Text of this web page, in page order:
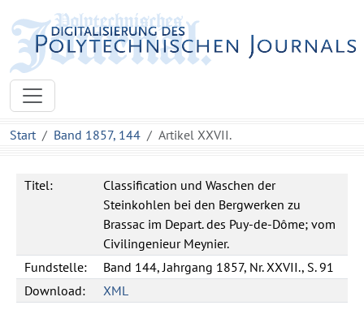
Start Band 1857, 144 Artikel XXVII.
Titel:
Classification und Waschen der
Steinkohlen bei den Bergwerken zu
Brassac im Depart. des Puy-de-Dôme; vom
Civilingenieur Meynier.
Fundstelle:
Band 144, Jahrgang 1857, Nr. XXVII., S. 91
Download:
XML